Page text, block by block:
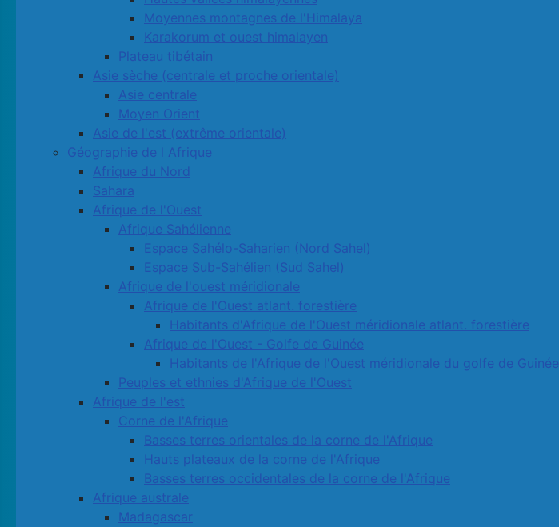
Moyennes montagnes de l'Himalaya
Karakorum et ouest himalayen
Plateau tibétain
Asie sèche (centrale et proche orientale)
Asie centrale
Moyen Orient
Asie de l'est (extrême orientale)
Géographie de l Afrique
Afrique du Nord
Sahara
Afrique de l'Ouest
Afrique Sahélienne
Espace Sahélo-Saharien (Nord Sahel)
Espace Sub-Sahélien (Sud Sahel)
Afrique de l'ouest méridionale
Afrique de l'Ouest atlant. forestière
Habitants d'Afrique de l'Ouest méridionale atlant. forestière
Afrique de l'Ouest - Golfe de Guinée
Habitants de l'Afrique de l'Ouest méridionale du golfe de Guinée
Peuples et ethnies d'Afrique de l'Ouest
Afrique de l'est
Corne de l'Afrique
Basses terres orientales de la corne de l'Afrique
Hauts plateaux de la corne de l'Afrique
Basses terres occidentales de la corne de l'Afrique
Afrique australe
Madagascar